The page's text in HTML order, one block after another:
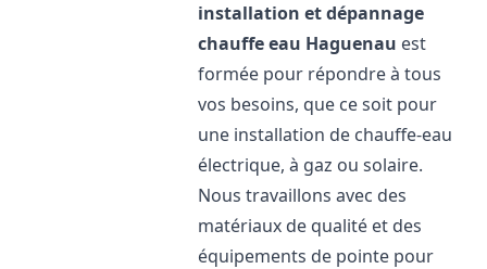
installation et dépannage
chauffe eau Haguenau est
formée pour répondre à tous
vos besoins, que ce soit pour
une installation de chauffe-eau
électrique, à gaz ou solaire.
Nous travaillons avec des
matériaux de qualité et des
équipements de pointe pour